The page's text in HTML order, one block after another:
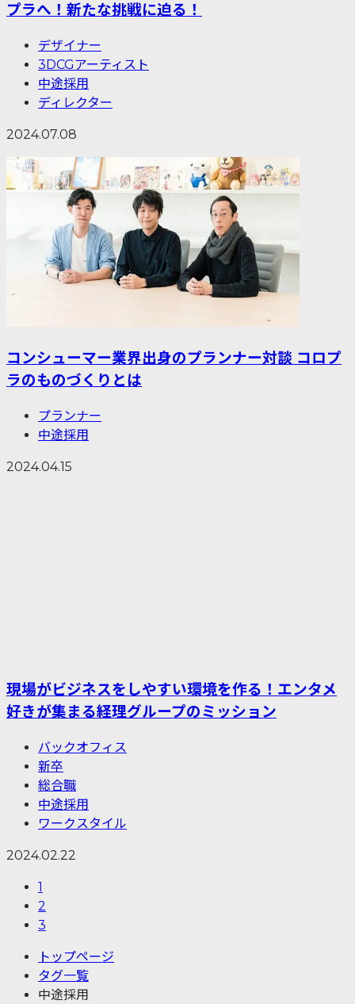
プラへ！新たな挑戦に迫る！
デザイナー
3DCGアーティスト
中途採用
ディレクター
2024.07.08
コンシューマー業界出身のプランナー対談 コロプ
ラのものづくりとは
プランナー
中途採用
2024.04.15
現場がビジネスをしやすい環境を作る！エンタメ
好きが集まる経理グループのミッション
バックオフィス
新卒
総合職
中途採用
ワークスタイル
2024.02.22
1
2
3
トップページ
タグ一覧
中途採用